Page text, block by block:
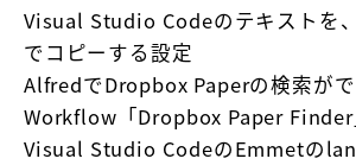
Visual Studio Codeのテキストを
でコピーする設定
AlfredでDropbox Paperの検索がで
Workflow「Dropbox Paper Finder
Visual Studio CodeのEmmetの